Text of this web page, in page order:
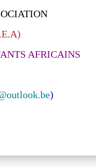
AFRICAINS
)